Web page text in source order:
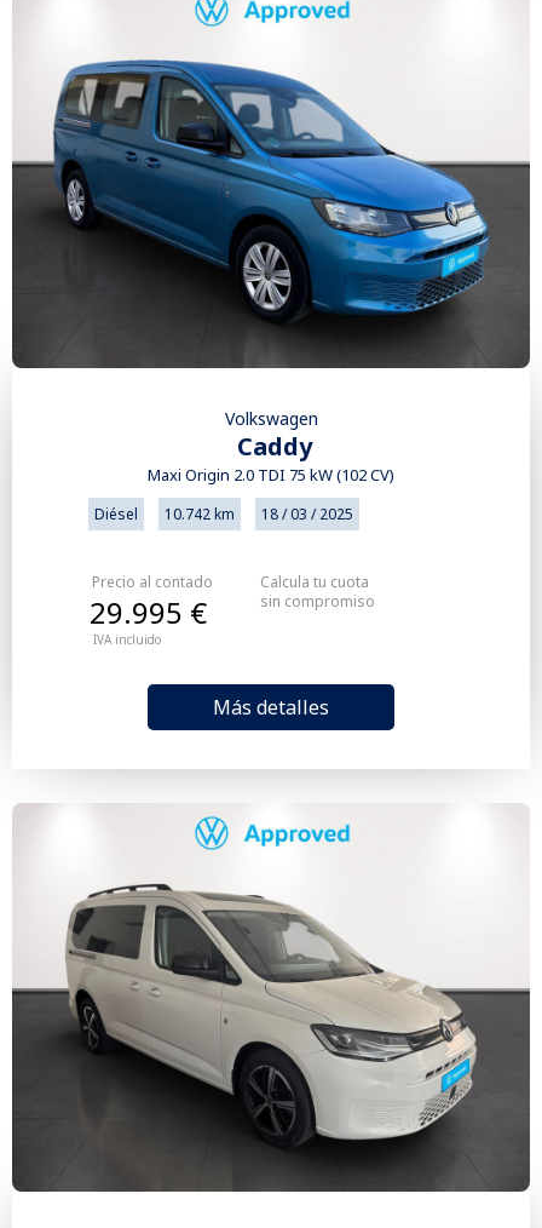
Volkswagen
Caddy
Maxi Origin 2.0 TDI 75 kW (102 CV)
Diésel 10.742 km 18 / 03 / 2025
Precio al contado
IVA incluido
29.995 €
Más detalles
Calcula tu cuota
sin compromiso